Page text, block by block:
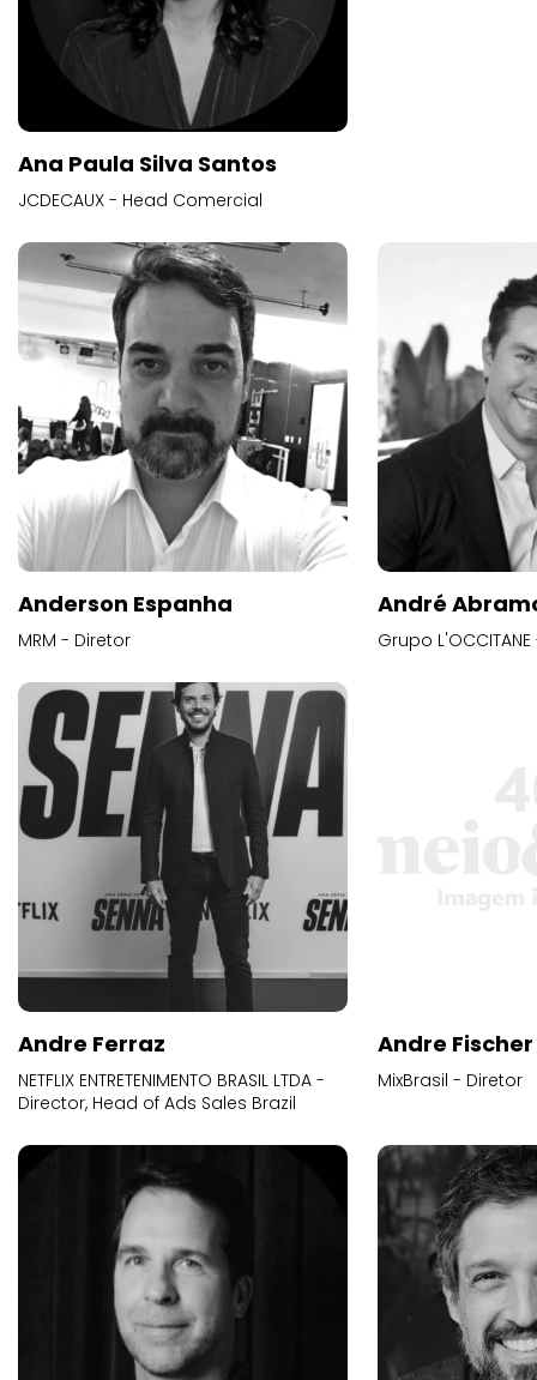
Ana Paula Silva Santos
JCDECAUX - Head Comercial
Anderson Espanha
MRM - Diretor
André
Grupo
Andre Ferraz
NETFLIX ENTRETENIMENTO BRASIL LTDA -
Director, Head of Ads Sales Brazil
Andre Fischer
MixBrasil - Diretor